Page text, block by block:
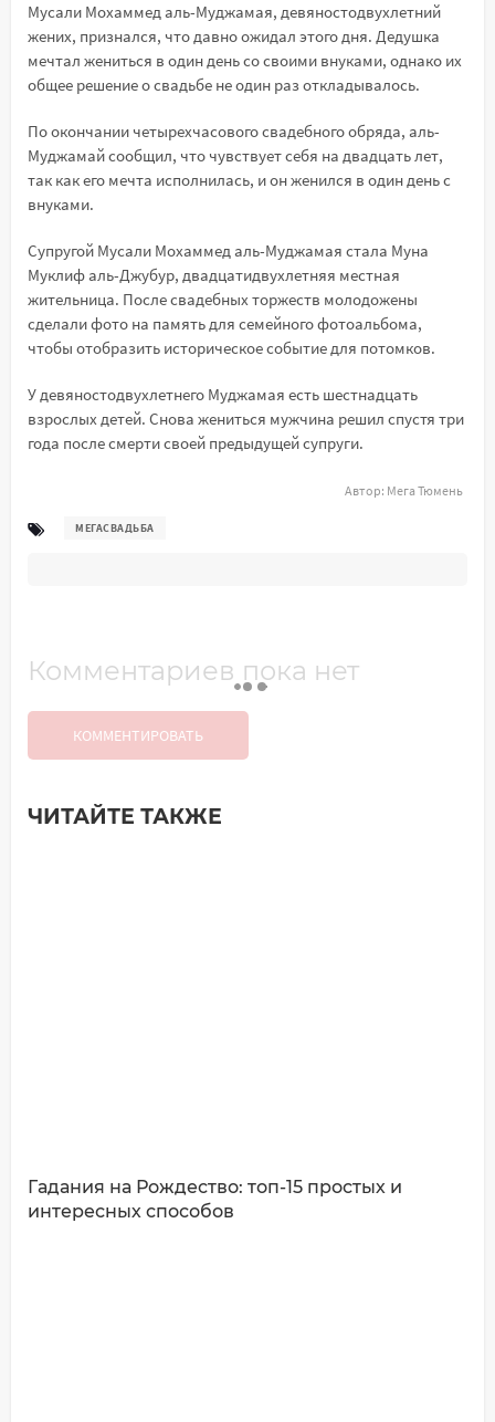
Мусали Мохаммед аль-Муджамая, девяностодвухлетний
жених, признался, что давно ожидал этого дня. Дедушка
мечтал жениться в один день со своими внуками, однако их
общее решение о свадьбе не один раз откладывалось.
По окончании четырехчасового свадебного обряда, аль-
Муджамай сообщил, что чувствует себя на двадцать лет,
так как его мечта исполнилась, и он женился в один день с
внуками.
Супругой Мусали Мохаммед аль-Муджамая стала Муна
Муклиф аль-Джубур, двадцатидвухлетняя местная
жительница. После свадебных торжеств молодожены
сделали фото на память для семейного фотоальбома,
чтобы отобразить историческое событие для потомков.
У девяностодвухлетнего Муджамая есть шестнадцать
взрослых детей. Снова жениться мужчина решил спустя три
года после смерти своей предыдущей супруги.
МЕГАСВАДЬБА
Автор: Мега Тюмень
Комментариев пока нет
КОММЕНТИРОВАТЬ
Добавить комментарий
ЧИТАЙТЕ ТАКЖЕ
Гадания на Рождество: топ-15 простых и
интересных способов